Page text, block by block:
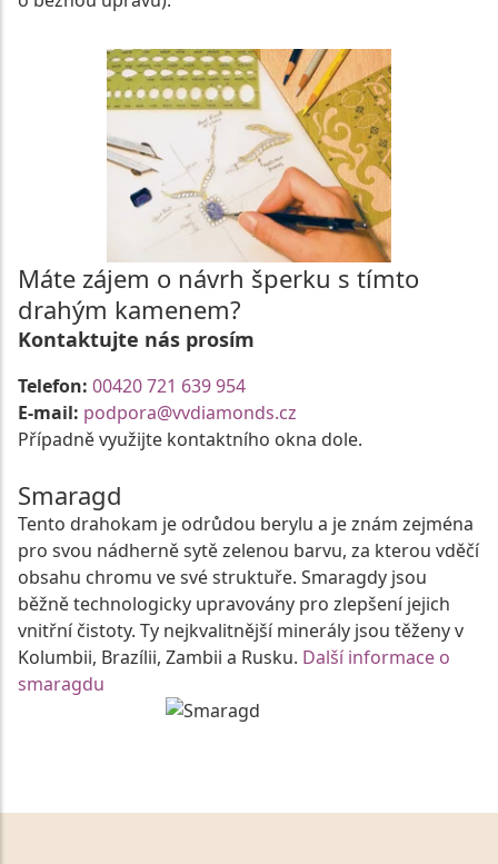
Máte zájem o návrh šperku s tímto
drahým kamenem?
Kontaktujte nás prosím
Telefon: 00420 721 639 954
E-mail: podpora@vvdiamonds.cz
Případně využijte kontaktního okna dole.
Smaragd
Tento drahokam je odrůdou berylu a je znám zejména
pro svou nádherně sytě zelenou barvu, za kterou vděčí
obsahu chromu ve své struktuře. Smaragdy jsou
běžně technologicky upravovány pro zlepšení jejich
vnitřní čistoty. Ty nejkvalitnější minerály jsou těženy v
Kolumbii, Brazílii, Zambii a Rusku. Další informace o
smaragdu